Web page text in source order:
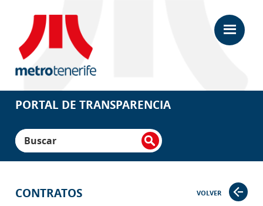
contenido
principal
barra
lateral
principal
Portal
de
Transparencia
PORTAL DE TRANSPARENCIA
Buscar
CONTRATOS VOLVER